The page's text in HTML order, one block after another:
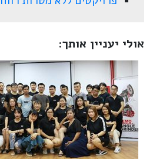
אולי יעניין אותך: